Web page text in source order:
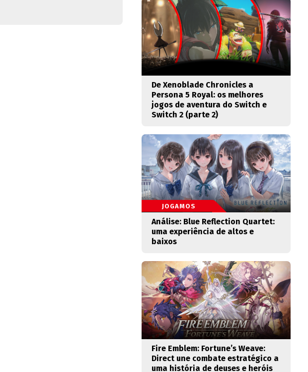
De Xenoblade Chronicles a
Persona 5 Royal: os melhores
jogos de aventura do Switch e
Switch 2 (parte 2)
JOGAMOS
Análise: Blue Reflection Quartet:
uma experiência de altos e
baixos
Fire Emblem: Fortune’s Weave:
Direct une combate estratégico a
uma história de deuses e heróis